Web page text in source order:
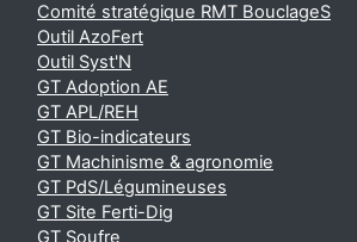
Comité stratégique RMT BouclageS
Outil AzoFert
Outil Syst'N
GT Adoption AE
GT APL/REH
GT Bio-indicateurs
GT Machinisme & agronomie
GT PdS/Légumineuses
GT Site Ferti-Dig
GT Soufre